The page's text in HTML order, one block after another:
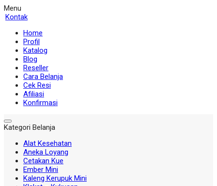
Menu
Kontak
Home
Profil
Katalog
Blog
Reseller
Cara Belanja
Cek Resi
Afiliasi
Konfirmasi
Kategori Belanja
Alat Kesehatan
Aneka Loyang
Cetakan Kue
Ember Mini
Kaleng Kerupuk Mini